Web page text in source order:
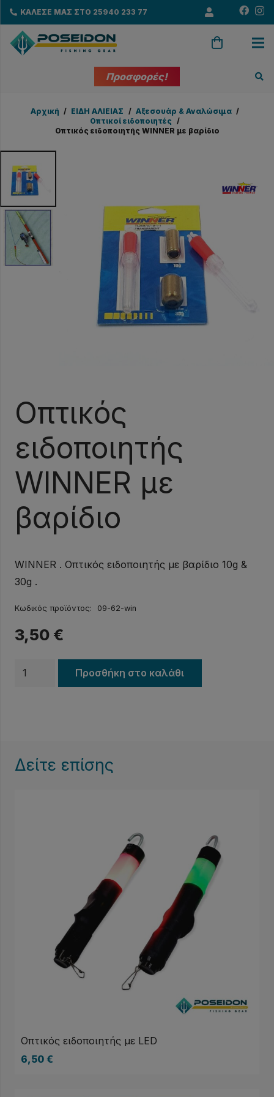
ΚΑΛΕΣΕ ΜΑΣ ΣΤΟ 25940 233 77
Προσφορές!
Αρχική / EΙΔΗ ΑΛΙΕΙΑΣ / Αξεσουάρ & Αναλώσιμα /
Οπτικοί ειδοποιητές /
Οπτικός ειδοποιητής WINNER με βαρίδιο
Οπτικός
ειδοποιητής
WINNER με
βαρίδιο
WINNER . Οπτικός ειδοποιητής με βαρίδιο 10g &
30g .
Κωδικός προϊόντος: 09-62-win
3,50 €
Οπτικός
ειδοποιητής
Προσθήκη στο καλάθι
Δείτε επίσης
Οπτικός ειδοποιητής με LED
6,50 €